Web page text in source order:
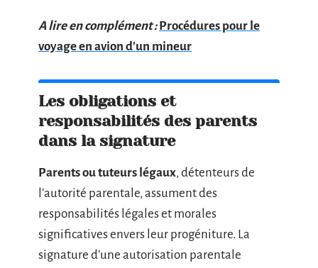
A lire en complément : Procédures pour le
voyage en avion d'un mineur
Les obligations et
responsabilités des parents
dans la signature
Parents ou tuteurs légaux, détenteurs de
l’autorité parentale, assument des
responsabilités légales et morales
significatives envers leur progéniture. La
signature d’une autorisation parentale